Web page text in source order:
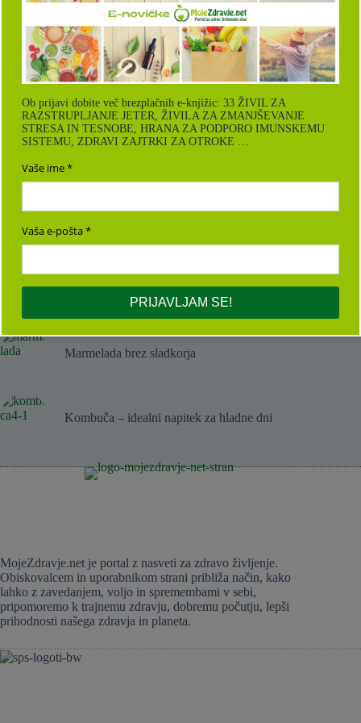
Ekipa MojeZdravje.net
Preberi več
Olje
oljne
V trendu
Moringa ali čudežno drevo
Veganska čokoladna torta z malinami
Marmelada brez sladkorja
Kombuča – idealni napitek za hladne dni
MojeZdravje.net je portal z nasveti za zdravo življenje.
Obiskovalcem in uporabnikom strani približa način, kako
lahko z zavedanjem, voljo in spremembami v sebi,
pripomoremo k trajnemu zdravju, dobremu počutju, lepši
prihodnosti našega zdravja in planeta.
Ob prijavi dobite več brezplačnih e-knjižic: 33 ŽIVIL ZA
RAZSTRUPLJANJE JETER, ŽIVILA ZA ZMANJŠEVANJE
STRESA IN TESNOBE, HRANA ZA PODPORO IMUNSKEMU
SISTEMU, ZDRAVI ZAJTRKI ZA OTROKE …
Vaše ime
Vaša e-pošta
PRIJAVLJAM SE!